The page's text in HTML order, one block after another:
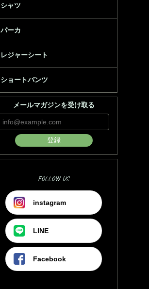
シャツ
パーカ
レジャーシート
ショートパンツ
メールマガジンを受け取る
登録
FOLLOW US
instagram
LINE
Facebook